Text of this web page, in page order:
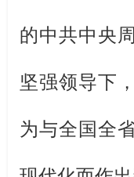
的中共中央
坚强领导下
为与全国全